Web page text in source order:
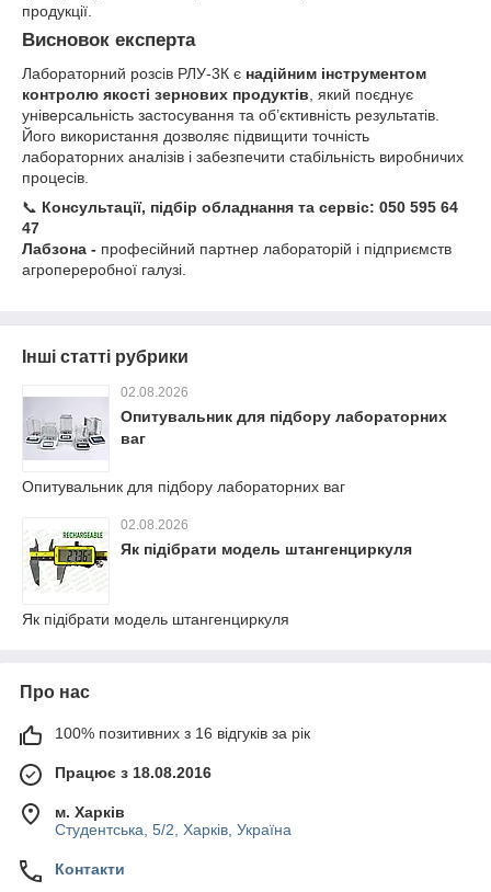
продукції.
Висновок експерта
Лабораторний розсів РЛУ-3К є надійним інструментом
контролю якості зернових продуктів , який поєднує
універсальність застосування та об’єктивність результатів.
Його використання дозволяє підвищити точність
лабораторних аналізів і забезпечити стабільність виробничих
процесів.
📞 Консультації, підбір обладнання та сервіс: 050 595 64
47
Лабзона - професійний партнер лабораторій і підприємств
агропереробної галузі.
Інші статті рубрики
02.08.2026
Опитувальник для підбору лабораторних
ваг
Опитувальник для підбору лабораторних ваг
02.08.2026
Як підібрати модель штангенциркуля
Як підібрати модель штангенциркуля
Про нас
100% позитивних з 16 відгуків за рік
Працює з 18.08.2016
м. Харків
Студентська, 5/2, Харків, Україна
Контакти